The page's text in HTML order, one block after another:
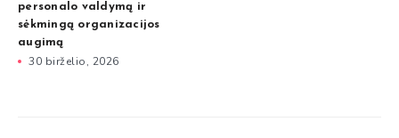
personalo valdymą ir
sėkmingą organizacijos
augimą
30 birželio, 2026